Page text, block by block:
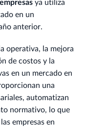
ya utiliza
en un
anterior.
operativa, la mejora
de costos y la
en un mercado en
una
automatizan
normativo, lo que
empresas en